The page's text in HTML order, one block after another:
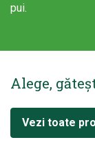
pui.
Alege,
Vezi toate